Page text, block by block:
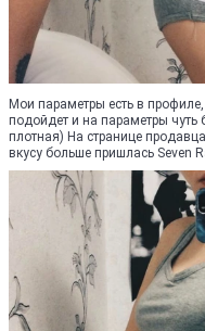
Мои параметры есть в
подойдет и на параметры
плотная) На странице
вкусу больше пришлась Seven